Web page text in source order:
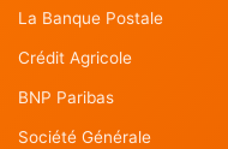
La Banque Postale
Crédit Agricole
BNP Paribas
Société Générale